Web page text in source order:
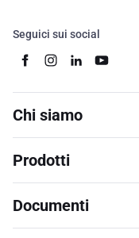
Seguici sui social
Chi siamo
Prodotti
Documenti